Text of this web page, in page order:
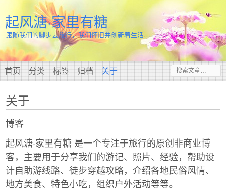
起风溏·家里有糖
跟随我们的脚步去旅行，我们怀旧并创新着生活…
首页 分类 标签 归档 关于
关于
博客
起风溏·家里有糖 是一个专注于旅行的原创非商业博
客，主要用于分享我们的游记、照片、经验，帮助设
计自助游线路、徒步穿越攻略，介绍各地民俗风情、
地方美食、特色小吃，组织户外活动等等。